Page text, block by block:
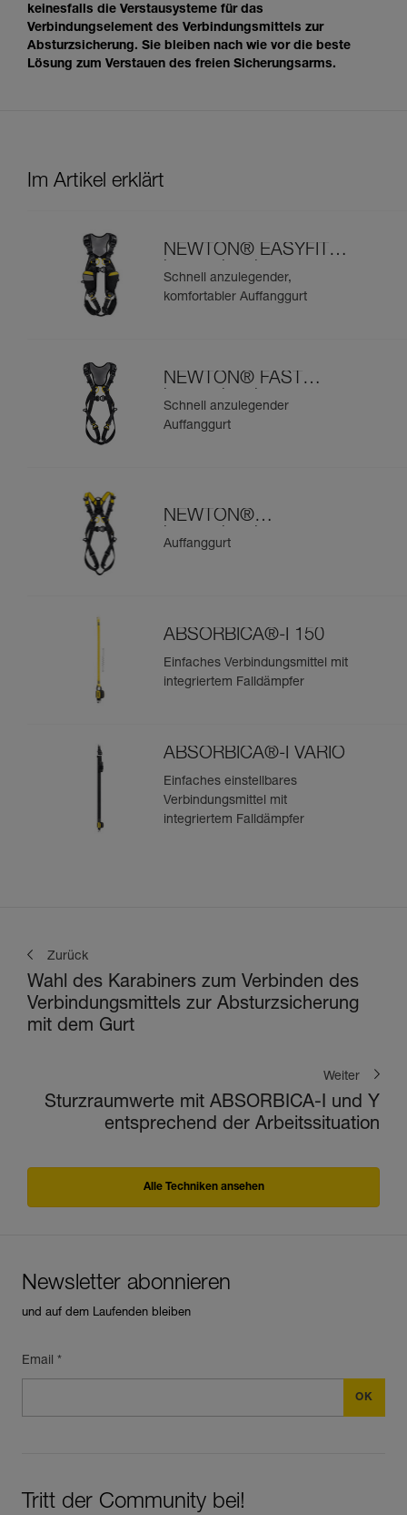
keinesfalls die Verstausysteme für das
Verbindungselement des Verbindungsmittels zur
Absturzsicherung. Sie bleiben nach wie vor die beste
Lösung zum Verstauen des freien Sicherungsarms.
Im Artikel erklärt
NEWTON® EASYFIT
internationale
Ausführung
Schnell anzulegender,
komfortabler Auffanggurt
NEWTON® FAST
internationale
Ausführung
Schnell anzulegender
Auffanggurt
NEWTON®
internationale
Ausführung
Auffanggurt
ABSORBICA®-I 150
Einfaches Verbindungsmittel mit
integriertem Falldämpfer
ABSORBICA®-I VARIO
Einfaches einstellbares
Verbindungsmittel mit
integriertem Falldämpfer
Zurück
Wahl des Karabiners zum Verbinden des
Verbindungsmittels zur Absturzsicherung
mit dem Gurt
Weiter
Sturzraumwerte mit ABSORBICA-I und Y
entsprechend der Arbeitssituation
Alle Techniken ansehen
Newsletter abonnieren
und auf dem Laufenden bleiben
Email *
Tritt der Community bei!